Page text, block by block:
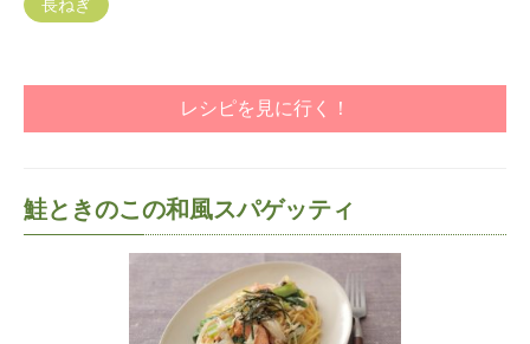
長ねぎ
レシピを見に行く！
鮭ときのこの和風スパゲッティ